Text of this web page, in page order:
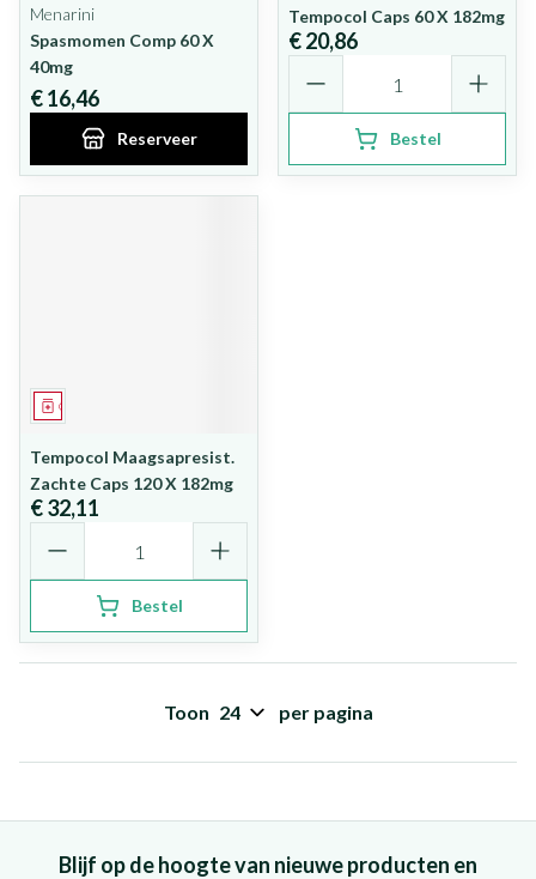
Menarini
Spasmomen Comp 60 X
40mg
€ 16,46
Reserveer
Tempocol Caps 60 X 182mg
€ 20,86
Bestel
Geneesmiddel
Tempocol Maagsapresist.
Zachte Caps 120 X 182mg
€ 32,11
Bestel
Toon per pagina
Blijf op de hoogte van nieuwe producten en